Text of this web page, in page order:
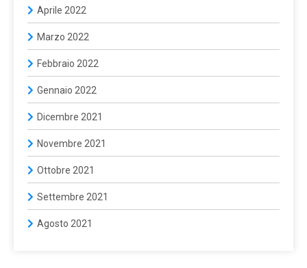
Aprile 2022
Marzo 2022
Febbraio 2022
Gennaio 2022
Dicembre 2021
Novembre 2021
Ottobre 2021
Settembre 2021
Agosto 2021